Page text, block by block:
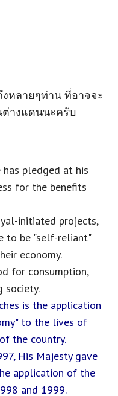
หลายๆท่าน ที่อาจจะ
ต่างแดนนะครับ
pledged at his
for the benefits
initiated projects,
to be "self-reliant"
economy.
for consumption,
society.
is the application
to the lives of
the country.
His Majesty gave
application of the
and 1999.